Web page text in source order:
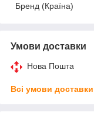
Бренд (Країна)
Умови доставки
Нова Пошта
Всі умови доставки